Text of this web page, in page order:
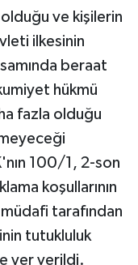
ve kişilerin
ilkesinin
beraat
hükmü
fazla olduğu
100/1, 2-son
koşullarının
müdafi tarafından
tutukluluk
yer verildi.